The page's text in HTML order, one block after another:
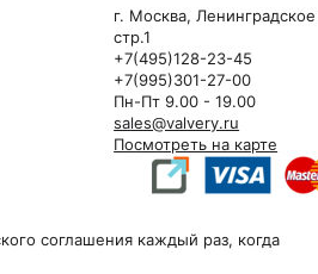
г. Москва,
стр.1
+7(495)128-23-45
+7(995)301-27-00
Пн-Пт 9.00 - 19.00
sales@valvery.ru
Посмотреть на карте
соглашения каждый раз, когда